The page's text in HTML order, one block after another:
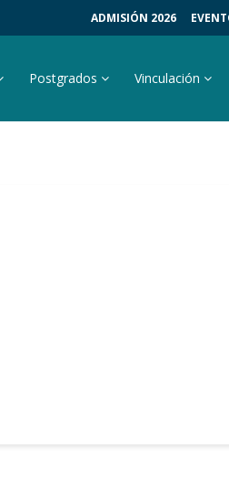
ADMISIÓN 2026
Postgrados Vinculación